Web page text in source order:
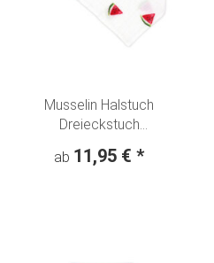
Musselin Halstuch
Dreieckstuch
ab 11,95 € *